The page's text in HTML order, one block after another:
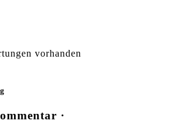
vorhanden
·